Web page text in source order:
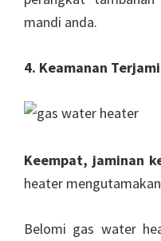
mandi anda.
4. Keamanan
Keempat, jaminan
heater
Belomi gas water